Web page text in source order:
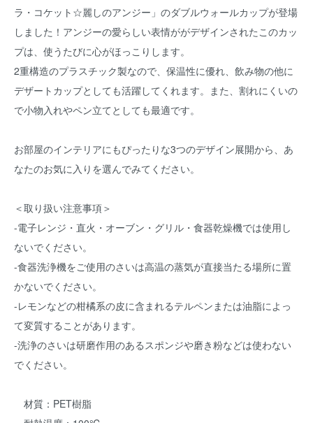
ラ・コケット☆麗しのアンジー」のダブルウォールカップが登場
しました！アンジーの愛らしい表情ががデザインされたこのカッ
プは、使うたびに心がほっこりします。
2重構造のプラスチック製なので、保温性に優れ、飲み物の他に
デザートカップとしても活躍してくれます。また、割れにくいの
で小物入れやペン立てとしても最適です。
お部屋のインテリアにもぴったりな3つのデザイン展開から、あ
なたのお気に入りを選んでみてください。
＜取り扱い注意事項＞
-電子レンジ・直火・オーブン・グリル・食器乾燥機では使用し
ないでください。
-食器洗浄機をご使用のさいは高温の蒸気が直接当たる場所に置
かないでください。
-レモンなどの柑橘系の皮に含まれるテルペンまたは油脂によっ
て変質することがあります。
-洗浄のさいは研磨作用のあるスポンジや磨き粉などは使わない
でください。
材質：PET樹脂